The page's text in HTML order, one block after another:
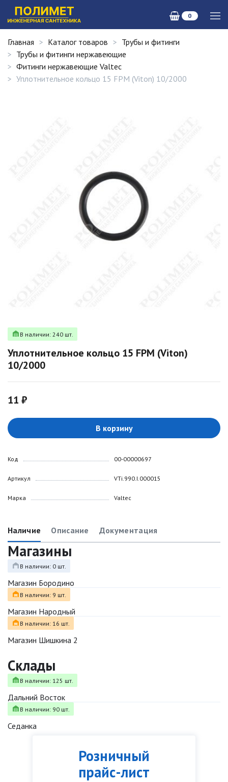
0
Розничный
прайс-лист
Главная Каталог товаров
Трубы и фитинги
Трубы и фитинги нержавеющие
Фитинги нержавеющие Valtec
Уплотнительное кольцо 15 FPM (Viton) 10/2000
В наличии: 240 шт.
Уплотнительное кольцо 15 FPM (Viton)
10/2000
11 ₽
В корзину
Код
Артикул
Марка
00-00000697
VTi.990.I.000015
Valtec
Наличие Описание Документация
Магазины
В наличии: 0 шт.
Магазин Бородино
В наличии: 9 шт.
Магазин Народный
В наличии: 16 шт.
Магазин Шишкина 2
Склады
В наличии: 125 шт.
Дальний Восток
В наличии: 90 шт.
Седанка